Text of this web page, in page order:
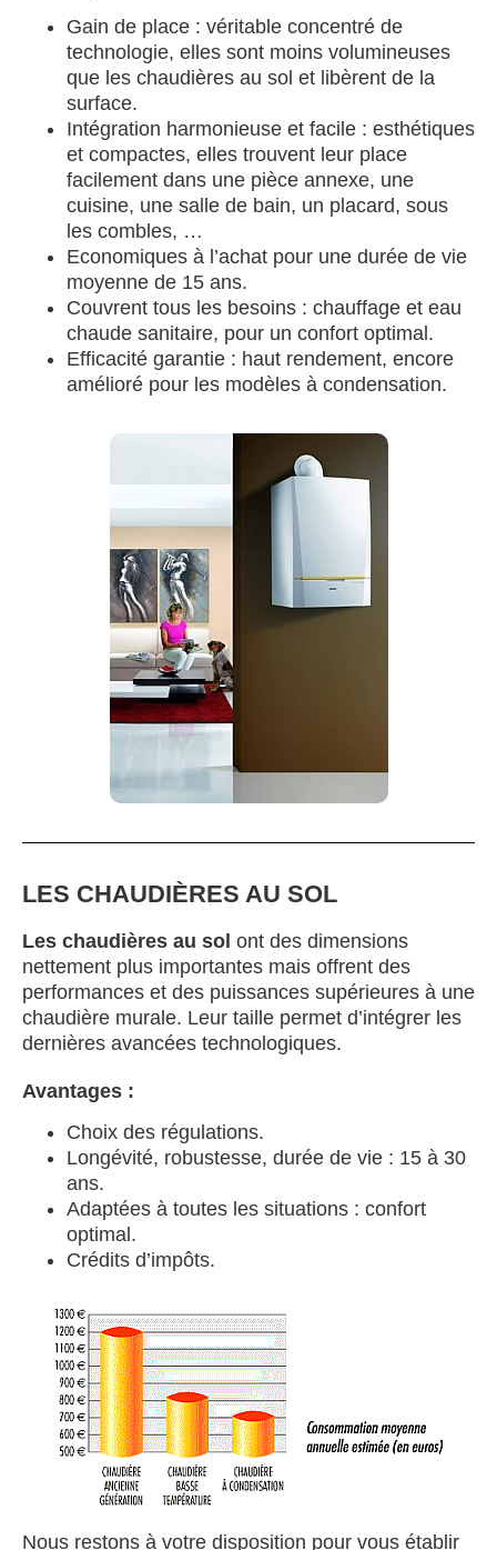
Gain de place : véritable concentré de
technologie, elles sont moins volumineuses
que les chaudières au sol et libèrent de la
surface.
Intégration harmonieuse et facile : esthétiques
et compactes, elles trouvent leur place
facilement dans une pièce annexe, une
cuisine, une salle de bain, un placard, sous
les combles, …
Economiques à l’achat pour une durée de vie
moyenne de 15 ans.
Couvrent tous les besoins : chauffage et eau
chaude sanitaire, pour un confort optimal.
Efficacité garantie : haut rendement, encore
amélioré pour les modèles à condensation.
LES CHAUDIÈRES AU SOL
Les chaudières au sol ont des dimensions
nettement plus importantes mais offrent des
performances et des puissances supérieures à une
chaudière murale. Leur taille permet d’intégrer les
dernières avancées technologiques.
Avantages :
Choix des régulations.
Longévité, robustesse, durée de vie : 15 à 30
ans.
Adaptées à toutes les situations : confort
optimal.
Crédits d’impôts.
Nous restons à votre disposition pour vous établir